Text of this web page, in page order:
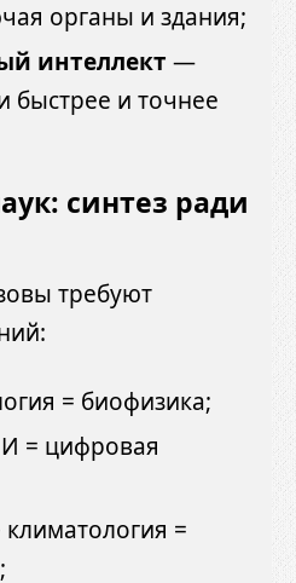
органы и здания;
интеллект —
быстрее и точнее
синтез ради
требуют
= биофизика;
= цифровая
климатология =